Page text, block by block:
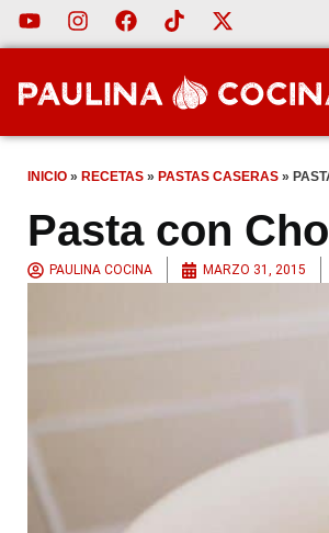
INICIO » RECETAS » PASTAS CASERAS »
Pasta con
PAULINA COCINA MARZO 31, 2015